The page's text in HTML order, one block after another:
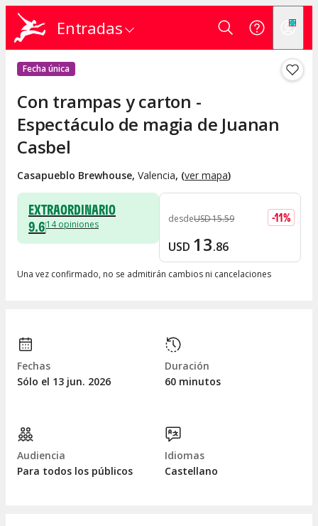
Entradas
Fecha única
Con trampas y carton -
Espectáculo de magia de Juanan
Casbel
Casapueblo Brewhouse, Valencia, (ver mapa)
EXTRAORDINARIO
9.614 opiniones desdeUSD15.59 -11%
USD 13.86
Una vez confirmado, no se admitirán cambios ni cancelaciones
Fechas
Sólo el 13 jun. 2026
Duración
60 minutos
Audiencia
Para todos los públicos
Idiomas
Castellano